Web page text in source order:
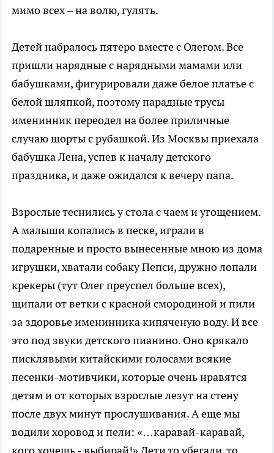
мимо всех – на волю, гулять.
Детей набралось пятеро вместе с Олегом. Все
пришли нарядные с нарядными мамами или
бабушками, фигурировали даже белое платье с
белой шляпкой, поэтому парадные трусы
именинник переодел на более приличные
случаю шорты с рубашкой. Из Москвы приехала
бабушка Лена, успев к началу детского
праздника, и даже ожидался к вечеру папа.
Взрослые теснились у стола с чаем и угощением.
А малыши копались в песке, играли в
подаренные и просто вынесенные мною из дома
игрушки, хватали собаку Пепси, дружно лопали
крекеры (тут Олег преуспел больше всех),
щипали от ветки с красной смородиной и пили
за здоровье именинника кипяченую воду. И все
это под звуки детского пианино. Оно крякало
писклявыми китайскими голосами всякие
песенки-мотивчики, которые очень нравятся
детям и от которых взрослые лезут на стену
после двух минут прослушивания. А еще мы
водили хоровод и пели: «…каравай-каравай,